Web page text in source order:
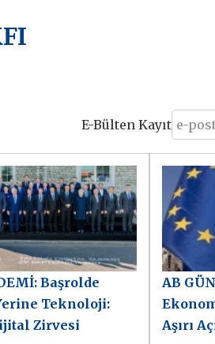
E-Bülten Kayıt
Başrolde
Teknoloji:
Zirvesi
AB
Aşırı